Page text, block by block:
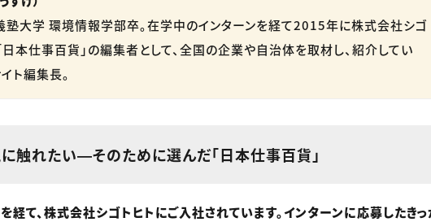
塾大学 環境情報学部卒。在学中のインターンを経て2015年に株式会社シゴ
日本仕事百貨」の編集者として、全国の企業や自治体を取材し、紹介してい
ト編集長。
触れたい―そのために選んだ「日本仕事百貨」
て、株式会社シゴトヒトにご入社されています。インターンに応募したきっ